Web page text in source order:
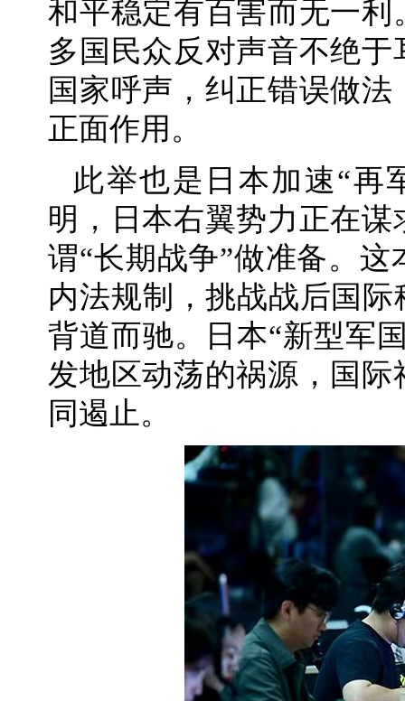
和平稳定有百害而无一
多国民众反对声音不绝
国家呼声，纠正错误做
正面作用。
此举也是日本加速“再
明，日本右翼势力正在
谓“长期战争”做准备。
内法规制，挑战战后国
背道而驰。日本“新型军
发地区动荡的祸源，国
同遏止。